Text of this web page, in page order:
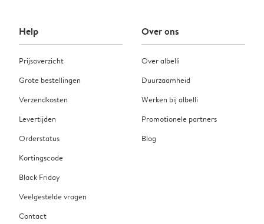
Help
Prijsoverzicht
Grote bestellingen
Verzendkosten
Levertijden
Orderstatus
Kortingscode
Black Friday
Veelgestelde vragen
Contact
Over ons
Over albelli
Duurzaamheid
Werken bij albelli
Promotionele partners
Blog